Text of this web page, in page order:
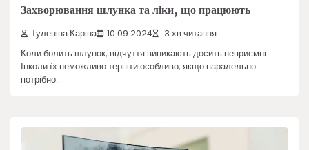
Захворювання шлунка та ліки, що працюють
Туленіна Каріна 10.09.2024 3 хв читання
Коли болить шлунок, відчуття виникають досить неприємні.
Інколи їх неможливо терпіти особливо, якщо паралельно
потрібно…